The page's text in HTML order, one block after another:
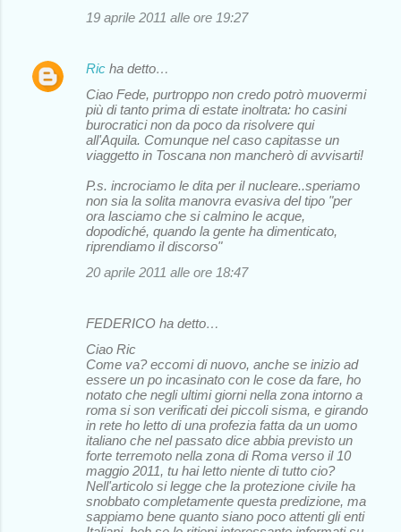
19 aprile 2011 alle ore 19:27
Ric ha detto…
Ciao Fede, purtroppo non credo potrò muovermi
più di tanto prima di estate inoltrata: ho casini
burocratici non da poco da risolvere qui
all'Aquila. Comunque nel caso capitasse un
viaggetto in Toscana non mancherò di avvisarti!
P.s. incrociamo le dita per il nucleare..speriamo
non sia la solita manovra evasiva del tipo "per
ora lasciamo che si calmino le acque,
dopodiché, quando la gente ha dimenticato,
riprendiamo il discorso"
20 aprile 2011 alle ore 18:47
FEDERICO ha detto…
Ciao Ric
Come va? eccomi di nuovo, anche se inizio ad
essere un po incasinato con le cose da fare, ho
notato che negli ultimi giorni nella zona intorno a
roma si son verificati dei piccoli sisma, e girando
in rete ho letto di una profezia fatta da un uomo
italiano che nel passato dice abbia previsto un
forte terremoto nella zona di Roma verso il 10
maggio 2011, tu hai letto niente di tutto cio?
Nell'articolo si legge che la protezione civile ha
snobbato completamente questa predizione, ma
sappiamo bene quanto siano poco attenti gli enti